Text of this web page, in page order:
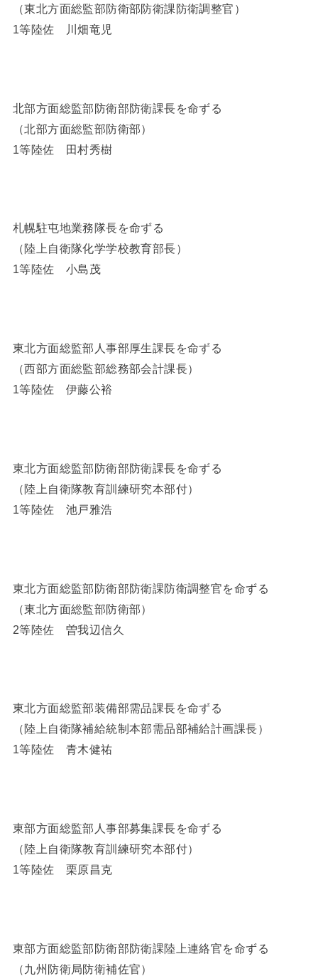
（東北方面総監部防衛部防衛課防衛調整官）
1等陸佐 川畑竜児
北部方面総監部防衛部防衛課長を命ずる
（北部方面総監部防衛部）
1等陸佐 田村秀樹
札幌駐屯地業務隊長を命ずる
（陸上自衛隊化学学校教育部長）
1等陸佐 小島茂
東北方面総監部人事部厚生課長を命ずる
（西部方面総監部総務部会計課長）
1等陸佐 伊藤公裕
東北方面総監部防衛部防衛課長を命ずる
（陸上自衛隊教育訓練研究本部付）
1等陸佐 池戸雅浩
東北方面総監部防衛部防衛課防衛調整官を命ずる
（東北方面総監部防衛部）
2等陸佐 曽我辺信久
東北方面総監部装備部需品課長を命ずる
（陸上自衛隊補給統制本部需品部補給計画課長）
1等陸佐 青木健祐
東部方面総監部人事部募集課長を命ずる
（陸上自衛隊教育訓練研究本部付）
1等陸佐 栗原昌克
東部方面総監部防衛部防衛課陸上連絡官を命ずる
（九州防衛局防衛補佐官）